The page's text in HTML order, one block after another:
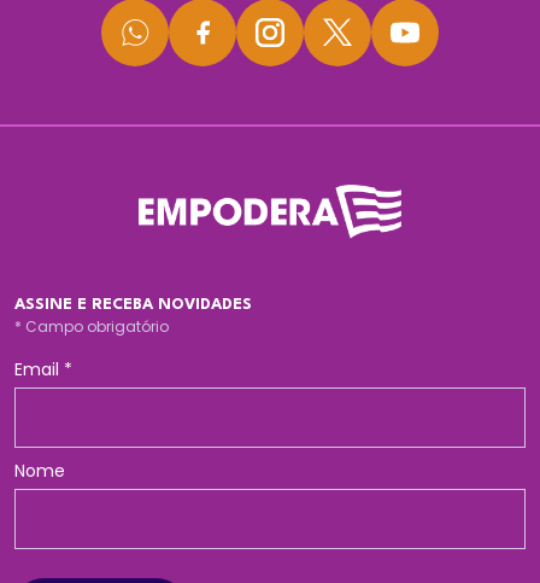
ASSINE E RECEBA NOVIDADES
* Campo obrigatório
Email *
Nome